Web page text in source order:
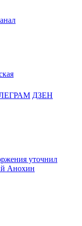
ДЗЕН
уточнил
Анохин